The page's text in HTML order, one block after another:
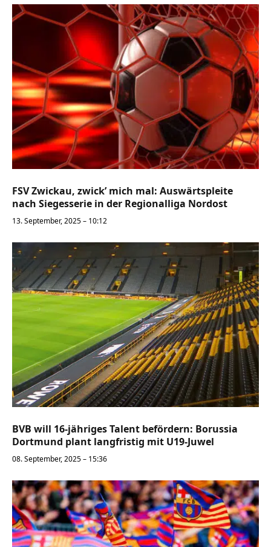
FSV Zwickau, zwick’ mich mal: Auswärtspleite
nach Siegesserie in der Regionalliga Nordost
13. September, 2025 – 10:12
BVB will 16-jähriges Talent befördern: Borussia
Dortmund plant langfristig mit U19-Juwel
08. September, 2025 – 15:36